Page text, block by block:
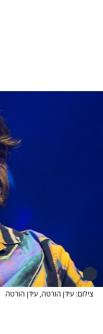
צילום: עידן הורטה, עידן הורטה